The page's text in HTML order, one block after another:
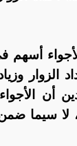
أسهم
الزوار
أن الأجواء
سيما